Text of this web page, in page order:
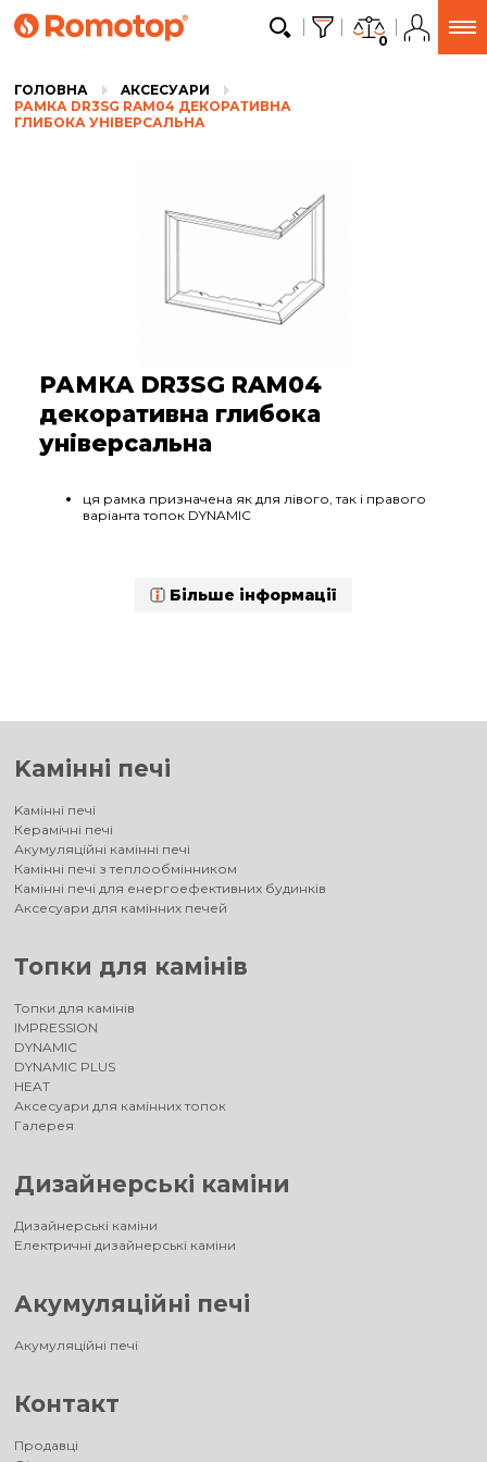
0
ГОЛОВНА
AКСЕСУАРИ
РАМКА DR3SG RAM04 ДЕКОРАТИВНА
ГЛИБОКА УНІВЕРСАЛЬНА
РАМКА DR3SG RAM04
декоративна глибока
універсальна
ця рамка призначена як для лівого, так і правого
варіанта топок DYNAMIC
Більше інформації
Kамінні печі
Kамінні печі
Керамічні печі
Акумуляційні камінні печі
Камінні печі з теплообмінником
Камінні печі для енергоефективних будинків
Аксесуари для камінних печей
Топки для камінів
Топки для камінів
IMPRESSION
DYNAMIC
DYNAMIC PLUS
HEAT
Аксесуари для камінних топок
Галерея
Дизайнерські каміни
Дизайнерські каміни
Електричні дизайнерські каміни
Акумуляційні печі
Акумуляційні печі
Контакт
Продавці